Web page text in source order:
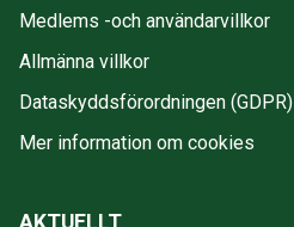
Medlems -och användarvillkor
Allmänna villkor
Dataskyddsförordningen (GDPR)
Mer information om cookies
AKTUELLT